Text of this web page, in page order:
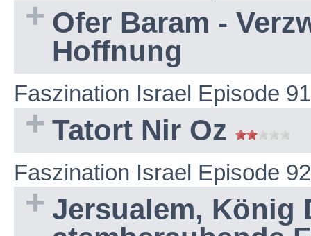
Ofer Baram -
Hoffnung
Faszination Israel Episode 91
Tatort Nir Oz
Faszination Israel Episode 92
Jersualem, König